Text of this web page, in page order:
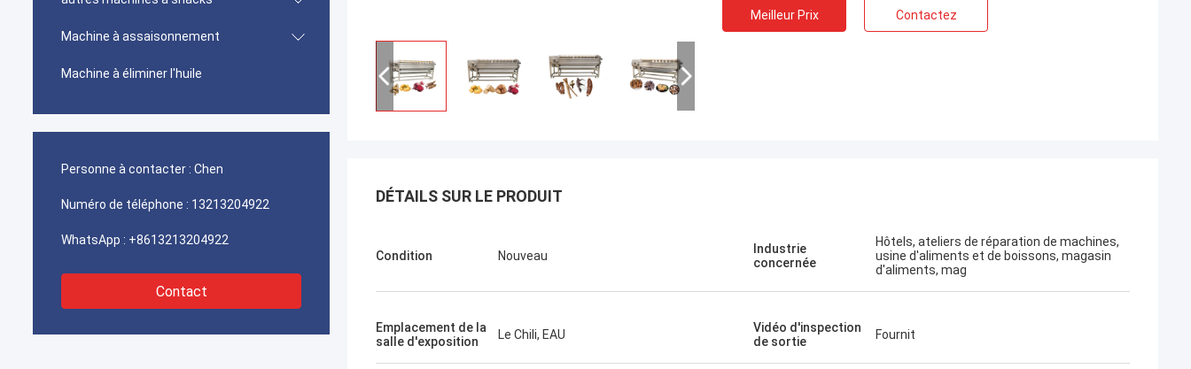
Machine à assaisonnement
Machine à éliminer l'huile
Personne à contacter : Chen
Numéro de téléphone : 13213204922
WhatsApp : +8613213204922
Contact
Meilleur Prix Contactez
DÉTAILS SUR LE PRODUIT
Condition Nouveau
Industrie
concernée
Hôtels, ateliers de réparation de machines,
usine d'aliments et de boissons, magasin
d'aliments, mag
Emplacement de la
salle d'exposition
Le Chili, EAU
Vidéo d'inspection
de sortie
Fournit